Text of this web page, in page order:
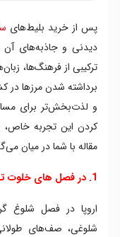
2. از کسب و کارهای خانوادگی خرید کنید
3. زبان محلی مقصدتان را یاد بگیرید
4. بیشتر در یک مکان بمانید
5. مانند محلی‌ها رفتار کنید
8. در مرکز شهر اقامت کنید
9. می‌توانید در شهرهای کوچک‌ تر اقامت کنید
10. با قطار سفر کنید
پس از خرید بلیط‌های
دیدنی و جاذبه‌های آن
ترکیبی از فرهنگ‌ها،
برداشته شدن مرزها در
و لذت‌بخش‌تر برای
کردن این تجربه خاص،
مقاله با شما در میان
1. در فصل‌ های خلوت‌ تر بروید
اروپا در فصل‌ شلوغ
شلوغی، صف‌های